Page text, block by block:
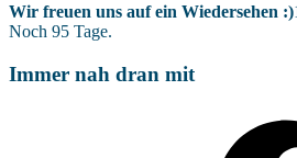
Wir freuen uns auf ein Wiedersehen :)
Noch 95 Tage.
Immer nah dran mit